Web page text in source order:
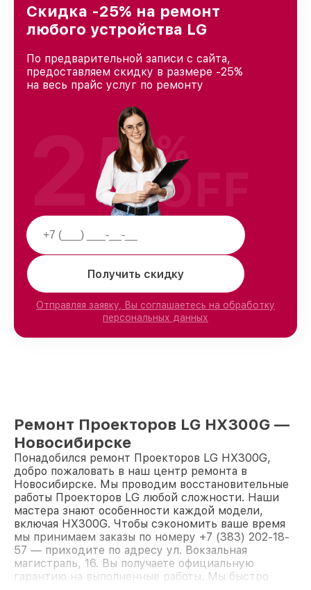
Новосибирске, постоянно повышая уровень
доверия и лояльности наших клиентов.
Скидка -25% на ремонт
любого устройства LG
По предварительной записи с сайта,
предоставляем скидку в размере -25%
на весь прайс услуг по ремонту
Получить скидку
Отправляя заявку, Вы соглашаетесь на обработку
персональных данных
25%
OFF
Ремонт Проекторов LG HX300G —
Новосибирске
Понадобился ремонт Проекторов LG HX300G,
добро пожаловать в наш центр ремонта в
Новосибирске. Мы проводим восстановительные
работы Проекторов LG любой сложности. Наши
мастера знают особенности каждой модели,
включая HX300G. Чтобы сэкономить ваше время
мы принимаем заказы по номеру +7 (383) 202-18-
57 — приходите по адресу ул. Вокзальная
магистраль, 16. Вы получаете официальную
гарантию на выполненные работы. Мы быстро